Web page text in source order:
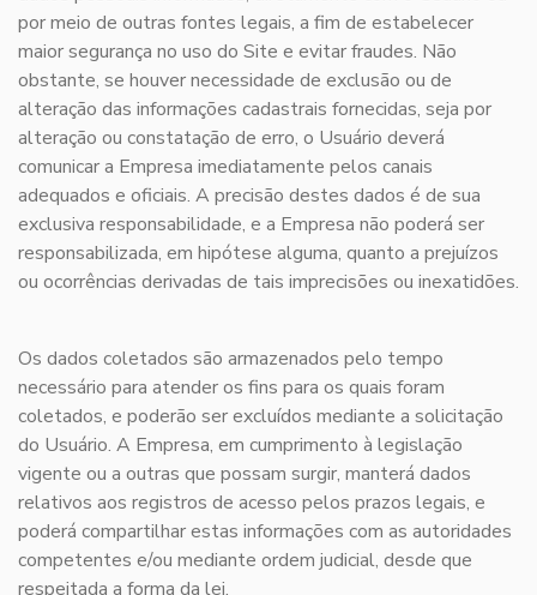
por meio de outras fontes legais, a fim de estabelecer
maior segurança no uso do Site e evitar fraudes. Não
obstante, se houver necessidade de exclusão ou de
alteração das informações cadastrais fornecidas, seja por
alteração ou constatação de erro, o Usuário deverá
comunicar a Empresa imediatamente pelos canais
adequados e oficiais. A precisão destes dados é de sua
exclusiva responsabilidade, e a Empresa não poderá ser
responsabilizada, em hipótese alguma, quanto a prejuízos
ou ocorrências derivadas de tais imprecisões ou inexatidões.
Os dados coletados são armazenados pelo tempo
necessário para atender os fins para os quais foram
coletados, e poderão ser excluídos mediante a solicitação
do Usuário. A Empresa, em cumprimento à legislação
vigente ou a outras que possam surgir, manterá dados
relativos aos registros de acesso pelos prazos legais, e
poderá compartilhar estas informações com as autoridades
competentes e/ou mediante ordem judicial, desde que
respeitada a forma da lei.